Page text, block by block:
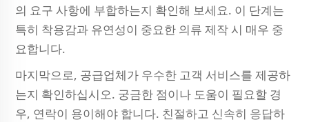
의 요구 사항에 부합하는지 확인해 보세요. 이 단계는
특히 착용감과 유연성이 중요한 의류 제작 시 매우 중
요합니다.
마지막으로, 공급업체가 우수한 고객 서비스를 제공하
는지 확인하십시오. 궁금한 점이나 도움이 필요할 경
우, 연락이 용이해야 합니다. 친절하고 신속히 응답하